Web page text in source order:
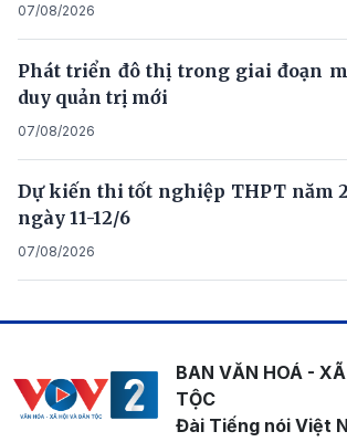
07/08/2026
Phát triển đô thị trong giai đoạn
duy quản trị mới
07/08/2026
Dự kiến thi tốt nghiệp THPT năm
ngày 11-12/6
07/08/2026
BAN VĂN HOÁ -
TỘC
Đài Tiếng nói Việt